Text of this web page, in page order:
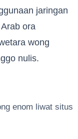
jaringan
ora
wong
nulis.
enom liwat situs